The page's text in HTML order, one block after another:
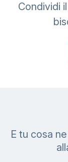
Condividi
E tu cosa